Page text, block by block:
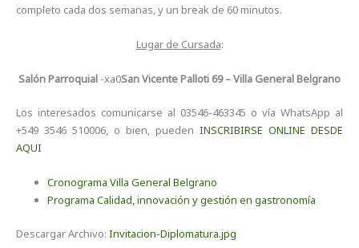
completo cada dos semanas, y un break de 60 minutos.
Lugar de Cursada:
Salón Parroquial -xa0San Vicente Palloti 69 – Villa General Belgrano
Los interesados comunicarse al 03546-463345 o vía WhatsApp al
+549 3546 510006, o bien, pueden INSCRIBIRSE ONLINE DESDE
AQUI
Cronograma Villa General Belgrano
Programa Calidad, innovación y gestión en gastronomía
Descargar Archivo:Invitacion-Diplomatura.jpg